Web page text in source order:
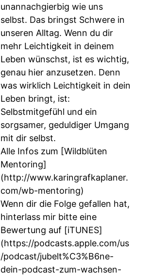
unannachgierbig wie uns
selbst. Das bringst Schwere in
unseren Alltag. Wenn du dir
mehr Leichtigkeit in deinem
Leben wünschst, ist es wichtig,
genau hier anzusetzen. Denn
was wirklich Leichtigkeit in dein
Leben bringt, ist:
Selbstmitgefühl und ein
sorgsamer, geduldiger Umgang
mit dir selbst.
Alle Infos zum [Wildblüten
Mentoring]
(http://www.karingrafkaplaner.
com/wb-mentoring)
Wenn dir die Folge gefallen hat,
hinterlass mir bitte eine
Bewertung auf [iTUNES]
(https://podcasts.apple.com/us
/podcast/jubelt%C3%B6ne-
dein-podcast-zum-wachsen-